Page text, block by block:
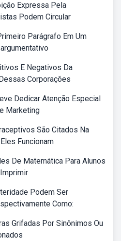
Expressa Pela
Podem Circular
Parágrafo Em Um
E Negativos Da
Corporações
Dedicar Atenção Especial
Marketing
São Citados Na
Funcionam
De Matemática Para Alunos
Podem Ser
Como:
Grifadas Por Sinônimos Ou